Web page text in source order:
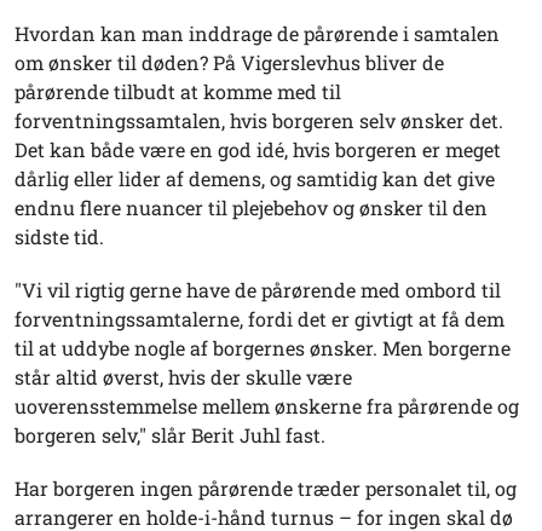
Hvordan kan man inddrage de pårørende i samtalen
om ønsker til døden? På Vigerslevhus bliver de
pårørende tilbudt at komme med til
forventningssamtalen, hvis borgeren selv ønsker det.
Det kan både være en god idé, hvis borgeren er meget
dårlig eller lider af demens, og samtidig kan det give
endnu flere nuancer til plejebehov og ønsker til den
sidste tid.
"Vi vil rigtig gerne have de pårørende med ombord til
forventningssamtalerne, fordi det er givtigt at få dem
til at uddybe nogle af borgernes ønsker. Men borgerne
står altid øverst, hvis der skulle være
uoverensstemmelse mellem ønskerne fra pårørende og
borgeren selv," slår Berit Juhl fast.
Har borgeren ingen pårørende træder personalet til, og
arrangerer en holde-i-hånd turnus – for ingen skal dø